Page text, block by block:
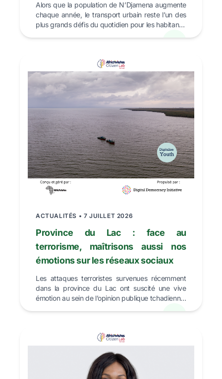
Alors que la population de N’Djamena augmente
chaque année, le transport urbain reste l’un des
plus grands défis du quotidien pour les habitants.
ACTUALITÉS • 7 JUILLET 2026
Province du Lac : face au
terrorisme, maîtrisons aussi nos
émotions sur les réseaux sociaux
Les attaques terroristes survenues récemment
dans la province du Lac ont suscité une vive
émotion au sein de l’opinion publique tchadienne.